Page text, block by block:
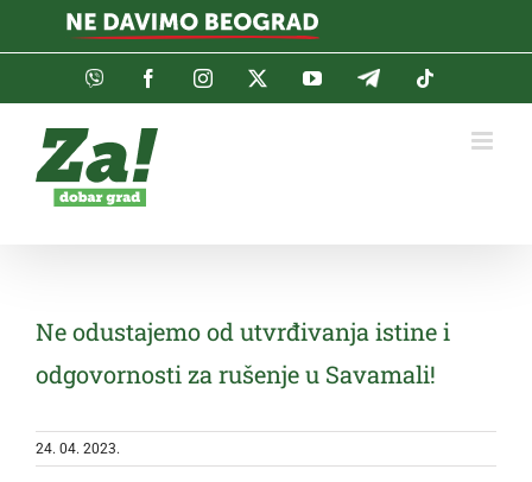
Viber FacebookInstagramTwitterYouTubeTelegram
Ne odustajemo od utvrđivanja istine i
odgovornosti za rušenje u Savamali!
24. 04. 2023.